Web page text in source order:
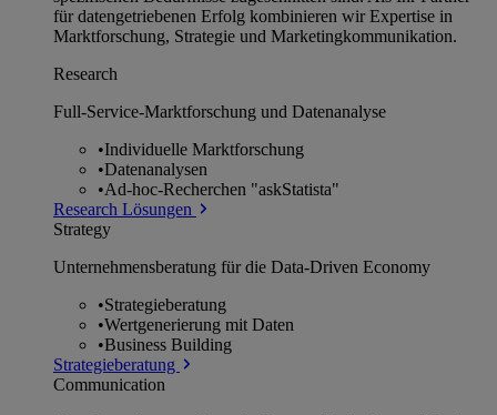
für datengetriebenen Erfolg kombinieren wir Expertise in
Marktforschung, Strategie und Marketingkommunikation.
Research
Full-Service-Marktforschung und Datenanalyse
•Individuelle Marktforschung
•Datenanalysen
•Ad-hoc-Recherchen "askStatista"
Research Lösungen
Strategy
Unternehmens­beratung für die Data-Driven Economy
•Strategieberatung
•Wertgenerierung mit Daten
•Business Building
Strategieberatung
Communication